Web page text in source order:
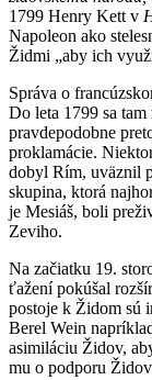
1799 Henry Kett v
Napoleon ako
Židmi „aby ich
Správa o
Do leta 1799 sa tam
pravdepodobne
proklamácie.
dobyl Rím, uväznil
skupina, ktorá
je Mesiáš, boli
Zeviho.
Na začiatku 19.
ťažení pokúšal
postoje k Židom sú
Berel Wein
asimiláciu Židov,
mu o podporu